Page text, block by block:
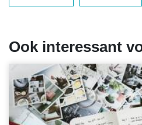
Ook interessant